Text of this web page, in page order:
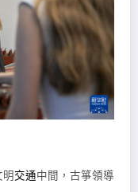
交通中間，古箏領導